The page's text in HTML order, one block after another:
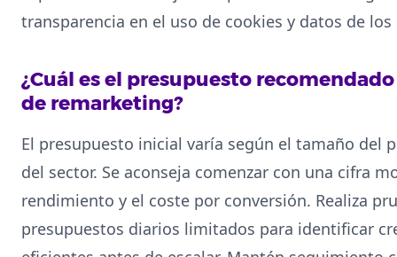
transparencia en el uso de cookies y datos de
¿Cuál es el presupuesto
de remarketing?
El presupuesto inicial varía según el tamaño del
del sector. Se aconseja comenzar con una cifra
rendimiento y el coste por conversión. Realiza
presupuestos diarios limitados para identificar